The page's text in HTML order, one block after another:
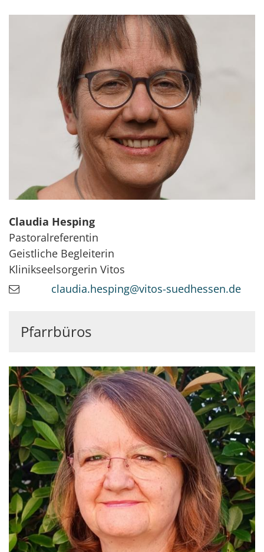
Claudia Hesping
Pastoralreferentin
Geistliche Begleiterin
Klinikseelsorgerin Vitos
claudia.hesping@vitos-suedhessen.de
Pfarrbüros